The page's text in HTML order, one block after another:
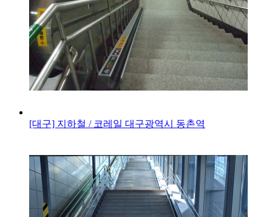
[대구] 지하철 / 코레일 대구광역시 동촌역